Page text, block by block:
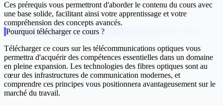
Ces prérequis vous permettront d'aborder le contenu du cours avec
une base solide, facilitant ainsi votre apprentissage et votre
compréhension des concepts avancés.
Pourquoi télécharger ce cours ?
Télécharger ce cours sur les télécommunications optiques vous
permettra d'acquérir des compétences essentielles dans un domaine
en pleine expansion. Les technologies des fibres optiques sont au
cœur des infrastructures de communication modernes, et
comprendre ces principes vous positionnera avantageusement sur le
marché du travail.